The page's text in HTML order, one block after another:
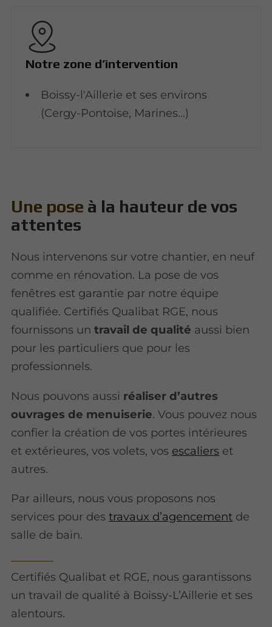
Notre zone d’intervention
Boissy-l'Aillerie et ses environs
(Cergy-Pontoise, Marines...)
Une pose à la hauteur de vos
attentes
Nous intervenons sur votre chantier, en neuf
comme en rénovation. La pose de vos
fenêtres est garantie par notre équipe
qualifiée. Certifiés Qualibat RGE, nous
fournissons un travail de qualité aussi bien
pour les particuliers que pour les
professionnels.
Nous pouvons aussi réaliser d’autres
ouvrages de menuiserie. Vous pouvez nous
confier la création de vos portes intérieures
et extérieures, vos volets, vos escaliers et
autres.
Par ailleurs, nous vous proposons nos
services pour destravaux d’agencement de
salle de bain.
Certifiés Qualibat et RGE, nous garantissons
un travail de qualité à Boissy-L’Aillerie et ses
alentours.